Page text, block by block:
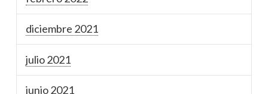
diciembre 2021
julio 2021
junio 2021